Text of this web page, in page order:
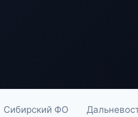
Сибирский ФО